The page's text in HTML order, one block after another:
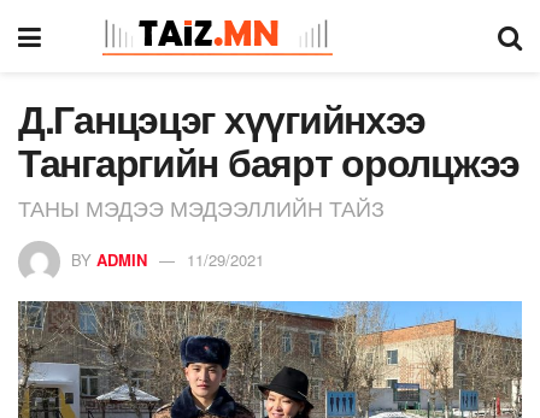
Д.Ганцэцэг хүүгийнхээ
Тангаргийн баярт оролцжээ
ТАНЫ МЭДЭЭ МЭДЭЭЛЛИЙН ТАЙЗ
BY ADMIN 11/29/2021